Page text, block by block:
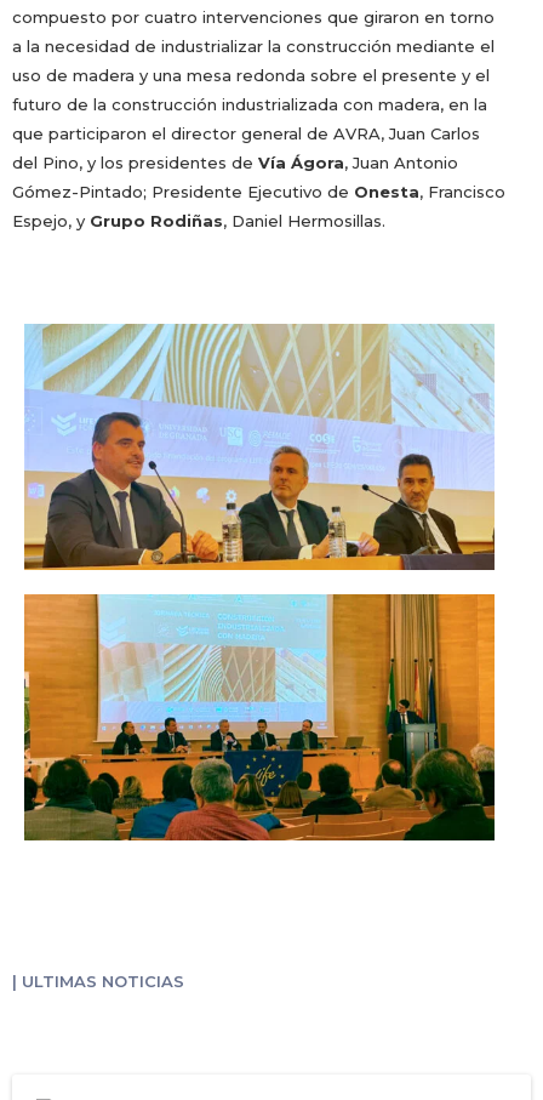
compuesto por cuatro intervenciones que giraron en torno
a la necesidad de industrializar la construcción mediante el
uso de madera y una mesa redonda sobre el presente y el
futuro de la construcción industrializada con madera, en la
que participaron el director general de AVRA, Juan Carlos
del Pino, y los presidentes de Vía Ágora, Juan Antonio
Gómez-Pintado; Presidente Ejecutivo de Onesta, Francisco
Espejo, y Grupo Rodiñas, Daniel Hermosillas.
| ULTIMAS NOTICIAS